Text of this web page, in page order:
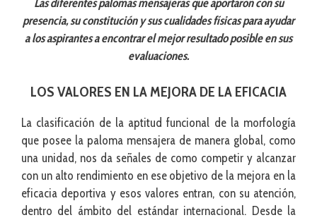
Las diferentes palomas mensajeras que aportaron con su
presencia, su constitución y sus cualidades físicas para ayudar
a los aspirantes a encontrar el mejor resultado posible en sus
evaluaciones.
LOS VALORES EN LA MEJORA DE LA EFICACIA
La clasificación de la aptitud funcional de la morfología
que posee la paloma mensajera de manera global, como
una unidad, nos da señales de como competir y alcanzar
con un alto rendimiento en ese objetivo de la mejora en la
eficacia deportiva y esos valores entran, con su atención,
dentro del ámbito del estándar internacional. Desde la